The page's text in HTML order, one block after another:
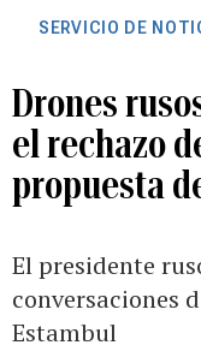
SERVICIO DE
Drones
el rechazo
propuesta
El presidente
conversaciones
Estambul